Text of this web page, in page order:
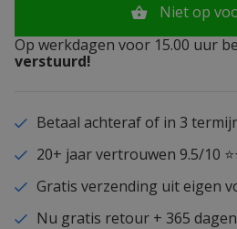
Niet op
Op werkdagen voor 15.00 uur
verstuurd!
Betaal achteraf of in 3
20+ jaar vertrouwen 9.5/10
Gratis verzending uit eigen
Nu gratis retour + 365